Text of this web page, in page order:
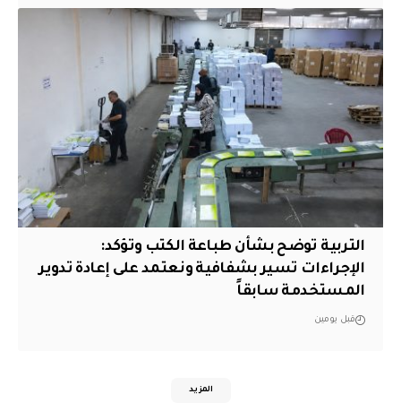
التربية توضح بشأن طباعة الكتب وتؤكد:
الإجراءات تسير بشفافية ونعتمد على إعادة تدوير
المستخدمة سابقاً
قبل يومين
المزيد